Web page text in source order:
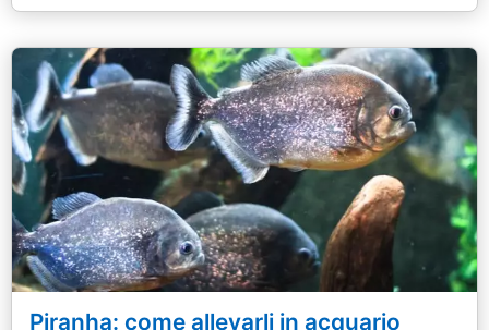
Piranha: come allevarli in acquario